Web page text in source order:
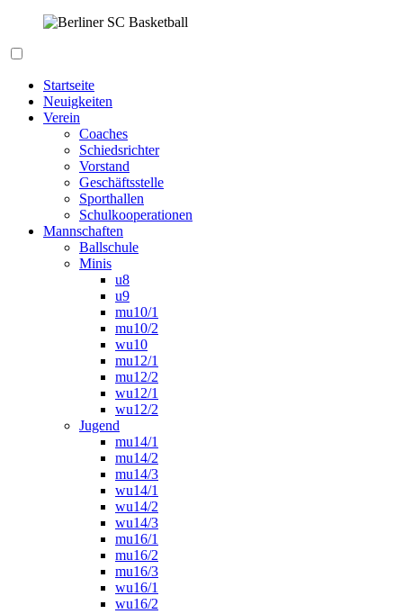
springen
Startseite
Neuigkeiten
Verein
Coaches
Schiedsrichter
Vorstand
Geschäftsstelle
Sporthallen
Schulkooperationen
Mannschaften
Ballschule
Minis
u8
u9
mu10/1
mu10/2
wu10
mu12/1
mu12/2
wu12/1
wu12/2
Jugend
mu14/1
mu14/2
mu14/3
wu14/1
wu14/2
wu14/3
mu16/1
mu16/2
mu16/3
wu16/1
wu16/2